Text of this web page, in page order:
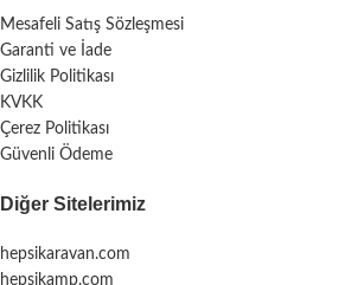
Mesafeli Satış Sözleşmesi
Garanti ve İade
Gizlilik Politikası
KVKK
Çerez Politikası
Güvenli Ödeme
Diğer Sitelerimiz
hepsikaravan.com
hepsikamp.com